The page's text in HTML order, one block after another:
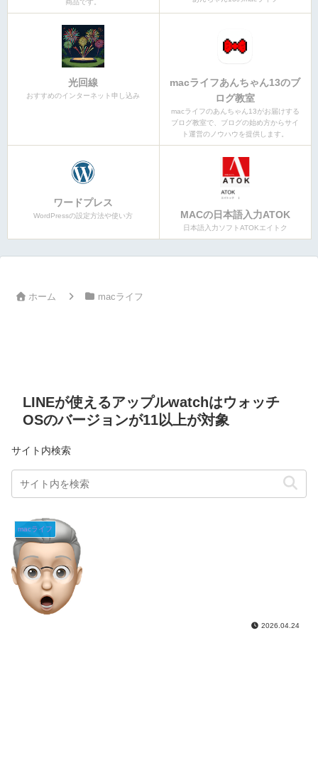
商品です。
光回線
おすすめのインターネット申し込み
macライフあんちゃん13のブ
ログ教室
macライフのあんちゃん13がお届けする
ブログ教室で、ブログの始め方からサイ
ト運営のノウハウを提供します。
ワードプレス
WordPressの設定方法や使い方 MACの日本語入力ATOK
日本語入力ソフトATOKエイトク
ホーム macライフ
LINEが使えるアップルwatchはウォッチ
OSのバージョンが11以上が対象
サイト内検索
macライフ
2026.04.24